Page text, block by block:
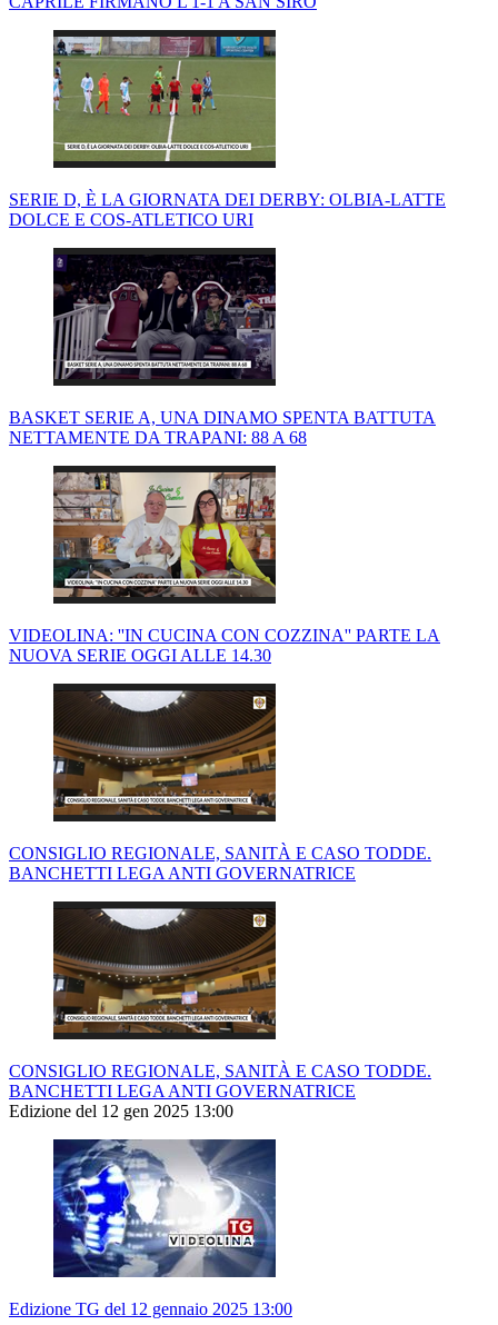
SERIE D, È LA GIORNATA DEI DERBY: OLBIA-LATTE
DOLCE E COS-ATLETICO URI
BASKET SERIE A, UNA DINAMO SPENTA BATTUTA
NETTAMENTE DA TRAPANI: 88 A 68
VIDEOLINA: ''IN CUCINA CON COZZINA'' PARTE LA
NUOVA SERIE OGGI ALLE 14.30
CONSIGLIO REGIONALE, SANITÀ E CASO TODDE.
BANCHETTI LEGA ANTI GOVERNATRICE
CONSIGLIO REGIONALE, SANITÀ E CASO TODDE.
BANCHETTI LEGA ANTI GOVERNATRICE
Edizione del 12 gen 2025 13:00
Edizione TG del 12 gennaio 2025 13:00